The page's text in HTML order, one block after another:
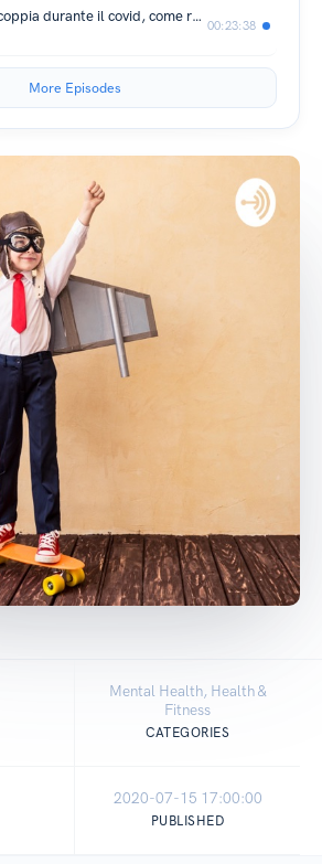
I rapporti di coppia durante il covid, come relazionarsi e come affrontare la ripresa. Dott.ssa Vincenza Bonsignore
00:23:38
More Episodes
Mental Health, Health &
Fitness
CATEGORIES
2020-07-15 17:00:00
PUBLISHED